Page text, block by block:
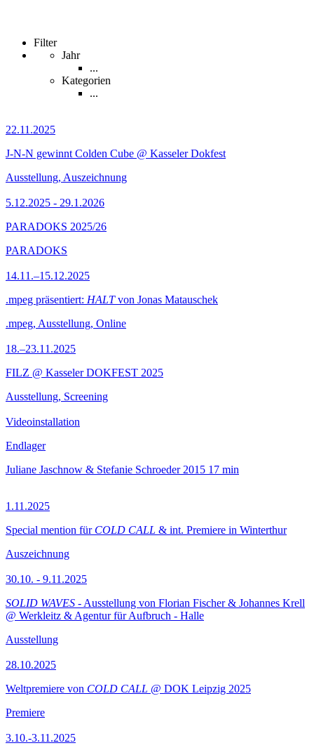
Filter
Jahr
...
Kategorien
...
22.11.2025
J-N-N gewinnt Colden Cube @ Kasseler Dokfest
Ausstellung, Auszeichnung
5.12.2025 - 29.1.2026
PARADOKS 2025/26
PARADOKS
14.11.–15.12.2025
.mpeg präsentiert: HALTvon Jonas Matauschek
.mpeg, Ausstellung, Online
18.–23.11.2025
FILZ @ Kasseler DOKFEST 2025
Ausstellung, Screening
Videoinstallation
Endlager
Juliane Jaschnow & Stefanie Schroeder 2015 17 min
1.11.2025
Special mention für COLD CALL & int. Premiere in Winterthur
Auszeichnung
30.10. - 9.11.2025
SOLID WAVES - Ausstellung von Florian Fischer & Johannes Krell
@ Werkleitz & Agentur für Aufbruch - Halle
Ausstellung
28.10.2025
Weltpremiere von COLD CALL @ DOK Leipzig 2025
Premiere
3.10.-3.11.2025